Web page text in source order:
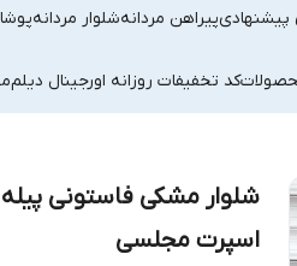
پیراهن مردانهشلوار مردانه
کد تخفیفات روزانه اورجینال دیلم
شلوار مشکی فاستونی
اسپرت مجلسی